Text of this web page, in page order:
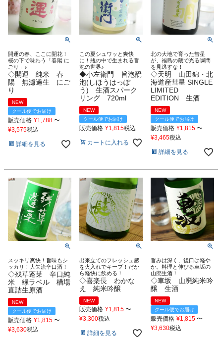
開運の春、ここに開花！
桜の下で味わう「春陽 に
ごり」♪
◇開運 純米 春
陽 無濾過生 にご
り
NEW
クール便でお届け
販売価格 ¥1,788 〜
¥3,575税込
詳細を見る
この夏シュワッと爽快
に！瓶の中で生まれる旨
泡の世界♪
◆小左衛門 旨泡醗
泡(しほうはっぽ
う) 生酒スパーク
リング 720ml
NEW
クール便でお届け
販売価格 ¥1,815税込
カートに入れる
北の大地で育った彗星
が、福島の蔵で光る瞬間
を見逃すな！
◇天明 山田錦・北
海道産彗星 SINGLE
LIMITED
EDITION 生酒
NEW
クール便でお届け
販売価格 ¥1,815 〜
¥3,465税込
詳細を見る
スッキリ爽快！旨味もシ
ッカリ！大矢流辛口酒！
◇残草蓬莱 辛口純
米 緑ラベル 槽場
直詰生原酒
NEW
クール便でお届け
販売価格 ¥1,815 〜
¥3,630税込
出来立てのフレッシュ感
を火入れでキープ！だか
ら軽快に飲める！
◇喜楽長 わかな
え 純米吟醸
NEW
販売価格 ¥1,815 〜
¥3,300税込
詳細を見る
旨みは深く、後口は軽や
か。料理と伸びる車坂の
山廃生酒！
◇車坂 山廃純米吟
醸 生酒
NEW
クール便でお届け
販売価格 ¥1,815 〜
¥3,630税込